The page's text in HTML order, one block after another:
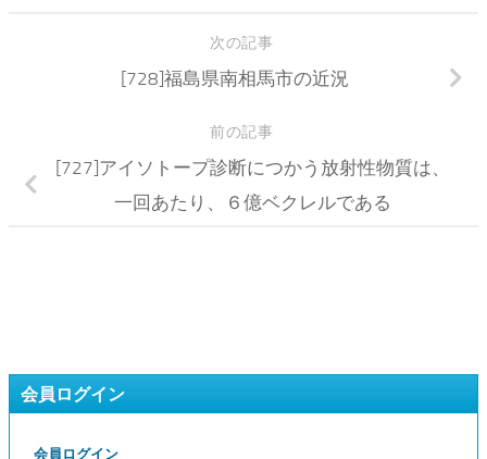
次の記事
[728]福島県南相馬市の近況
前の記事
[727]アイソトープ診断につかう放射性物質は、
一回あたり、６億ベクレルである
会員ログイン
会員ログイン